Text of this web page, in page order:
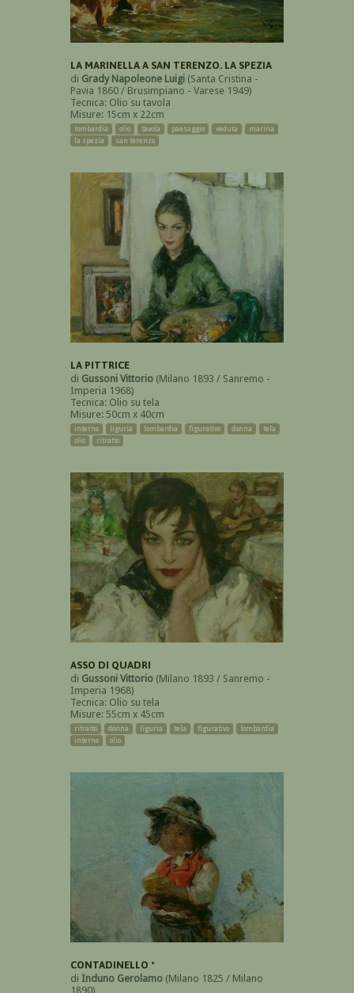
LA MARINELLA A SAN TERENZO. LA SPEZIA
di Grady Napoleone Luigi (Santa Cristina -
Pavia 1860 / Brusimpiano - Varese 1949)
Tecnica: Olio su tavola
Misure: 15cm x 22cm
lombardia olio tavola paesaggio veduta
marina
la spezia
san terenzo
LA PITTRICE
di Gussoni Vittorio (Milano 1893 / Sanremo -
Imperia 1968)
Tecnica: Olio su tela
Misure: 50cm x 40cm
interno liguria lombardia figurativo donna
tela
olio
ritratto
ASSO DI QUADRI
di Gussoni Vittorio (Milano 1893 / Sanremo -
Imperia 1968)
Tecnica: Olio su tela
Misure: 55cm x 45cm
ritratto donna liguria tela figurativo
lombardia
interno
olio
CONTADINELLO *
di Induno Gerolamo (Milano 1825 / Milano
1890)